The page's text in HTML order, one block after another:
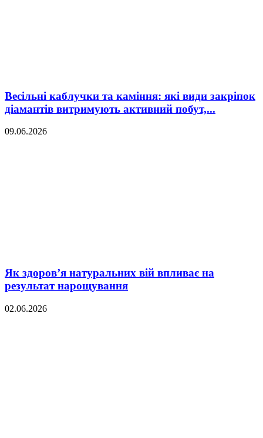
Весільні каблучки та каміння: які види закріпок
діамантів витримують активний побут,...
09.06.2026
Як здоров’я натуральних вій впливає на
результат нарощування
02.06.2026